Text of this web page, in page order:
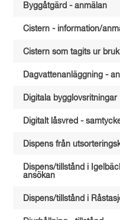
Byggåtgärd - anmälan
Cistern - information/
Cistern som tagits ur
Dagvattenanläggning -
Digitala bygglovsritningar
Digitalt låsvred -
Dispens från
Dispens/tillstånd i
ansökan
Dispens/tillstånd i